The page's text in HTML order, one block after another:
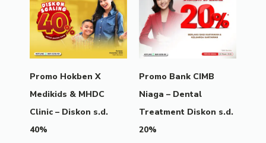
Promo Hokben X
Medikids & MHDC
Clinic – Diskon s.d.
40%
Promo Bank CIMB
Niaga – Dental
Treatment Diskon s.d.
20%